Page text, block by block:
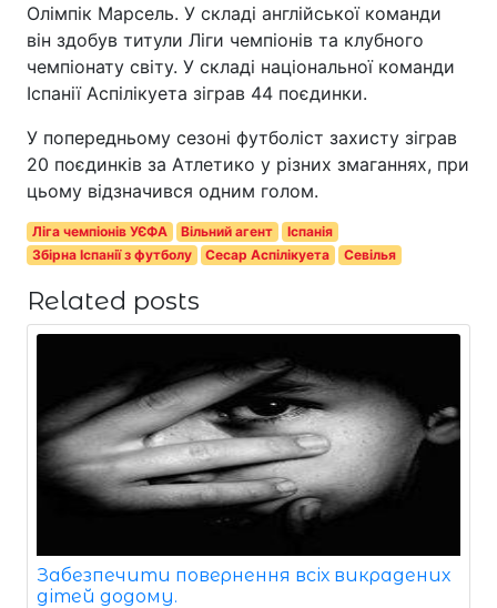
Олімпік Марсель. У складі англійської команди
він здобув титули Ліги чемпіонів та клубного
чемпіонату світу. У складі національної команди
Іспанії Аспілікуета зіграв 44 поєдинки.
У попередньому сезоні футболіст захисту зіграв
20 поєдинків за Атлетико у різних змаганнях, при
цьому відзначився одним голом.
Ліга чемпіонів УЄФА Вільний агент
Іспанія
Збірна Іспанії з футболу
Сесар Аспілікуета Севілья
Related posts
Забезпечити повернення всіх викрадених
дітей додому.